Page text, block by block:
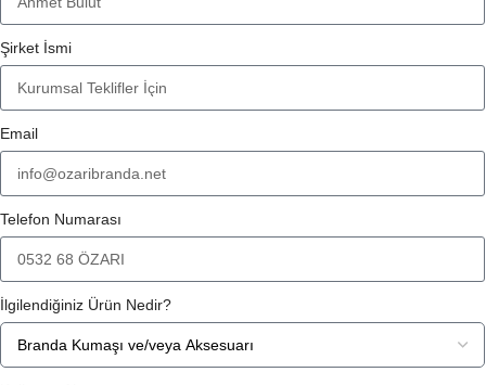
Şirket İsmi
Email
Telefon Numarası
İlgilendiğiniz Ürün Nedir?